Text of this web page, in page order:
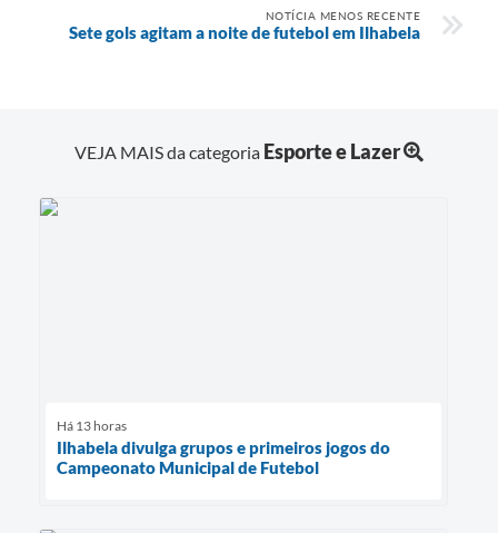
NOTÍCIA MENOS RECENTE
Sete gols agitam a noite de futebol em Ilhabela
VEJA MAIS da categoria Esporte e Lazer
Há 13 horas
Ilhabela divulga grupos e primeiros jogos do
Campeonato Municipal de Futebol